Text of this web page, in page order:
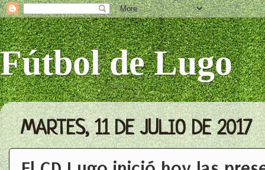
Fútbol de Lugo
MARTES, 11 DE JULIO DE 2017